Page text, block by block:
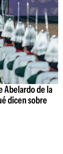
Abelardo de la
dicen sobre